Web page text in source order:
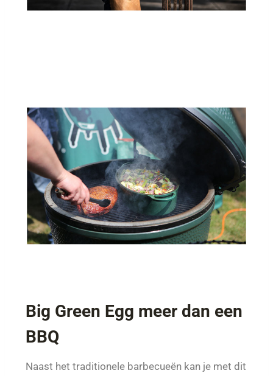
Big Green Egg meer dan een
BBQ
Naast het traditionele barbecueën kan je met dit